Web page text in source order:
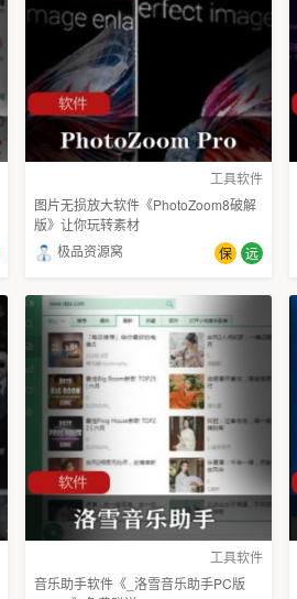
工具软件
图片无损放大软件《PhotoZoom8破解
版》让你玩转素材
极品资源窝
保 远
工具软件
音乐助手软件《_洛雪音乐助手PC版